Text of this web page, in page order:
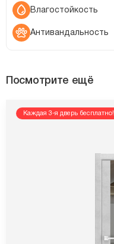
Влагостойкость
Антивандальность
Посмотрите ещё
Каждая 3-я дверь бесплатно!